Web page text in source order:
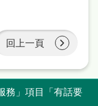
回上一頁
務」項目「有話要